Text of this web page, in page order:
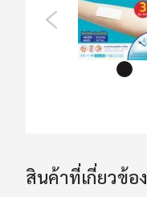
ส่วน
สินค้าที่เกี่ยวข้อง